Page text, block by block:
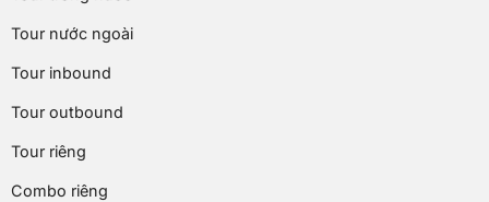
Tour nước ngoài
Tour inbound
Tour outbound
Tour riêng
Combo riêng